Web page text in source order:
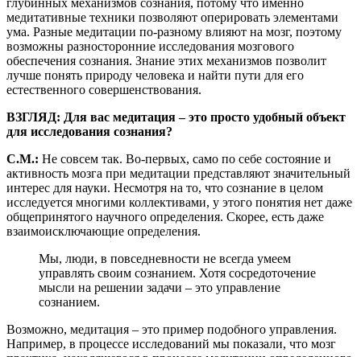
глубинных механизмов сознания, потому что именно
медитативные техники позволяют оперировать элементами
ума. Разные медитации по-разному влияют на мозг, поэтому
возможны разносторонние исследования мозгового
обеспечения сознания. Знание этих механизмов позволит
лучше понять природу человека и найти пути для его
естественного совершенствования.
ВЗГЛЯД: Для вас медитация – это просто удобный объект
для исследования сознания?
С.М.: Не совсем так. Во-первых, само по себе состояние и
активность мозга при медитации представляют значительный
интерес для науки. Несмотря на то, что сознание в целом
исследуется многими коллективами, у этого понятия нет даже
общепринятого научного определения. Скорее, есть даже
взаимоисключающие определения.
Мы, люди, в повседневности не всегда умеем
управлять своим сознанием. Хотя сосредоточение
мысли на решении задачи – это управление
сознанием.
Возможно, медитация – это пример подобного управления.
Например, в процессе исследований мы показали, что мозг